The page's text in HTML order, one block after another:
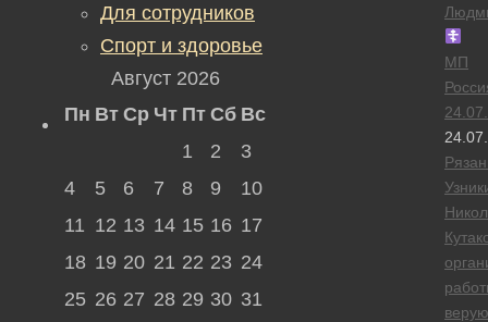
МП
Для сотрудников
Спорт и здоровье
Август 2026
Пн Вт Ср Чт Пт Сб Вс
1
2
3
4
5 6 7 8 9
10
11 12 13 14 15 16 17
18 19 20 21 22 23 24
25 26 27 28 29 30 31